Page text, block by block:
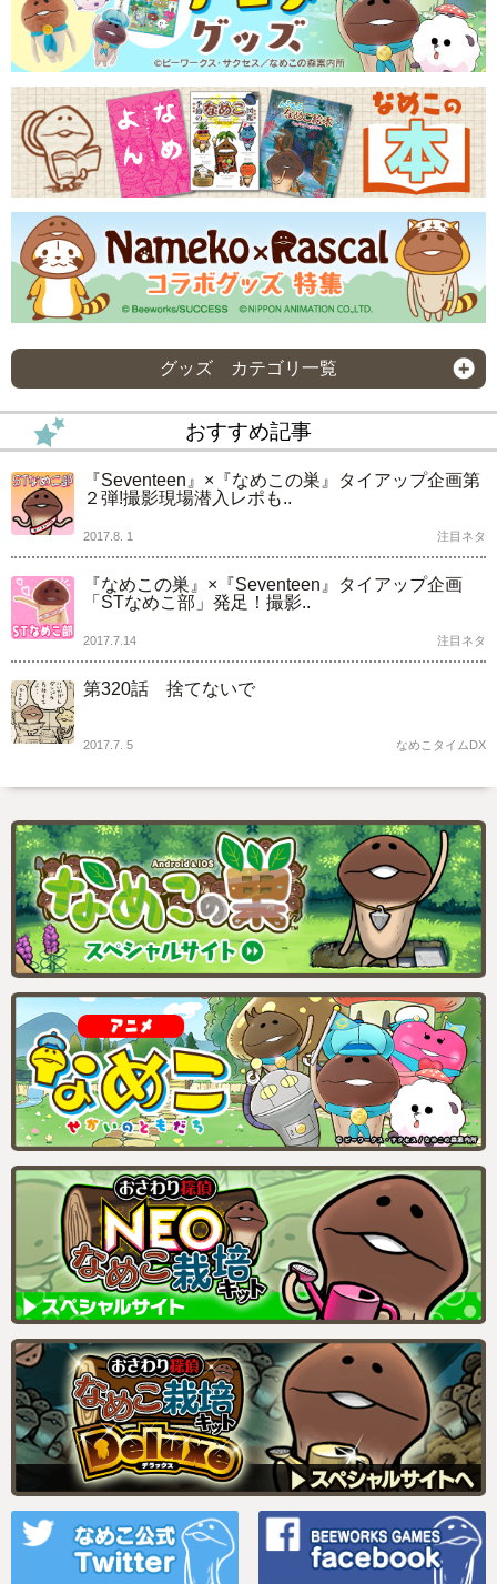
グッズ カテゴリ一覧
おすすめ記事
『Seventeen』×『なめこの巣』タイアップ企画第
２弾!撮影現場潜入レポも..
2017.8. 1 注目ネタ
『なめこの巣』×『Seventeen』タイアップ企画
「STなめこ部」発足！撮影..
2017.7.14 注目ネタ
第320話 捨てないで
2017.7. 5 なめこタイムDX